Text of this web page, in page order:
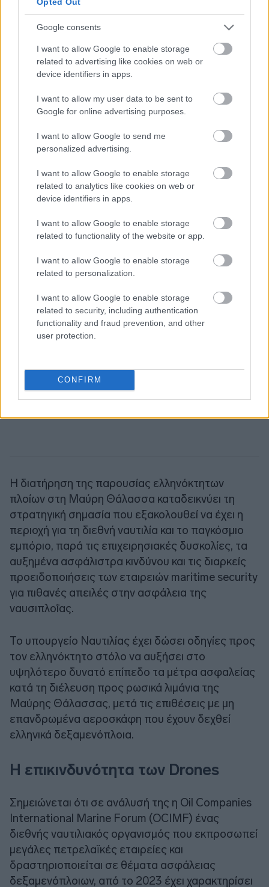
Google consents
I want to allow Google to enable storage
related to advertising like cookies on web or
device identifiers in apps.
I want to allow my user data to be sent to
Google for online advertising purposes.
I want to allow Google to send me
personalized advertising.
I want to allow Google to enable storage
related to analytics like cookies on web or
device identifiers in apps.
I want to allow Google to enable storage
related to functionality of the website or app.
I want to allow Google to enable storage
related to personalization.
I want to allow Google to enable storage
related to security, including authentication
functionality and fraud prevention, and other
user protection.
CONFIRM
ακόμη 8 έως 10 φορτηγά πλοία ελληνικών
συμφερόντων, συμπεριλαμβανομένων bulk
κυρίως μεταφορές σιτηρών, πρώτων υλών,
μεταλλευμάτων και εμπορευματοκιβωτίων.
Η διατήρηση της παρουσίας ελληνόκτητων
πλοίων στη Μαύρη Θάλασσα καταδεικνύει τη
στρατηγική σημασία που εξακολουθεί να έχει η
περιοχή για τη διεθνή ναυτιλία και το παγκόσμιο
εμπόριο, παρά τις επιχειρησιακές δυσκολίες, τα
αυξημένα ασφάλιστρα κινδύνου και τις διαρκείς
προειδοποιήσεις των εταιρειών maritime security
για πιθανές απειλές στην ασφάλεια της
ναυσιπλοΐας.
Το υπουργείο Ναυτιλίας έχει δώσει οδηγίες προς
τον ελληνόκτητο στόλο να αυξήσει στο
υψηλότερο δυνατό επίπεδο τα μέτρα ασφαλείας
κατά τη διέλευση προς ρωσικά λιμάνια της
Μαύρης Θάλασσας, μετά τις επιθέσεις με μη
επανδρωμένα αεροσκάφη που έχουν δεχθεί
ελληνικά δεξαμενόπλοια.
Η επικινδυνότητα των Drones
Σημειώνεται ότι σε ανάλυσή της η Oil Companies
International Marine Forum (OCIMF) ένας
διεθνής ναυτιλιακός οργανισμός που εκπροσωπεί
μεγάλες πετρελαϊκές εταιρείες και
δραστηριοποιείται σε θέματα ασφάλειας
δεξαμενόπλοιων, από το 2023 έχει χαρακτηρίσει